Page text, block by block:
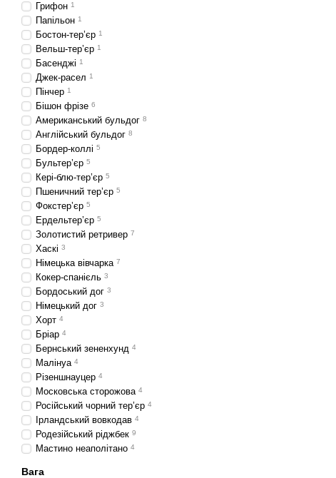
Грифон 1
Папільон 1
Бостон-тер’єр 1
Вельш-тер’єр 1
Басенджі 1
Джек-расел 1
Пінчер 1
Бішон фрізе 6
Американський бульдог 8
Англійський бульдог 8
Бордер-коллі 5
Бультер’єр 5
Кері-блю-тер’єр 5
Пшеничний тер’єр 5
Фокстер’єр 5
Ердельтер’єр 5
Золотистий ретривер 7
Хаскі 3
Німецька вівчарка 7
Кокер-спанієль 3
Бордоський дог 3
Німецький дог 3
Хорт 4
Бріар 4
Бернський зененхунд 4
Малінуа 4
Різеншнауцер 4
Московська сторожова 4
Російський чорний тер’єр 4
Ірландський вовкодав 4
Родезійський ріджбек 9
Мастино неаполітано 4
Вага